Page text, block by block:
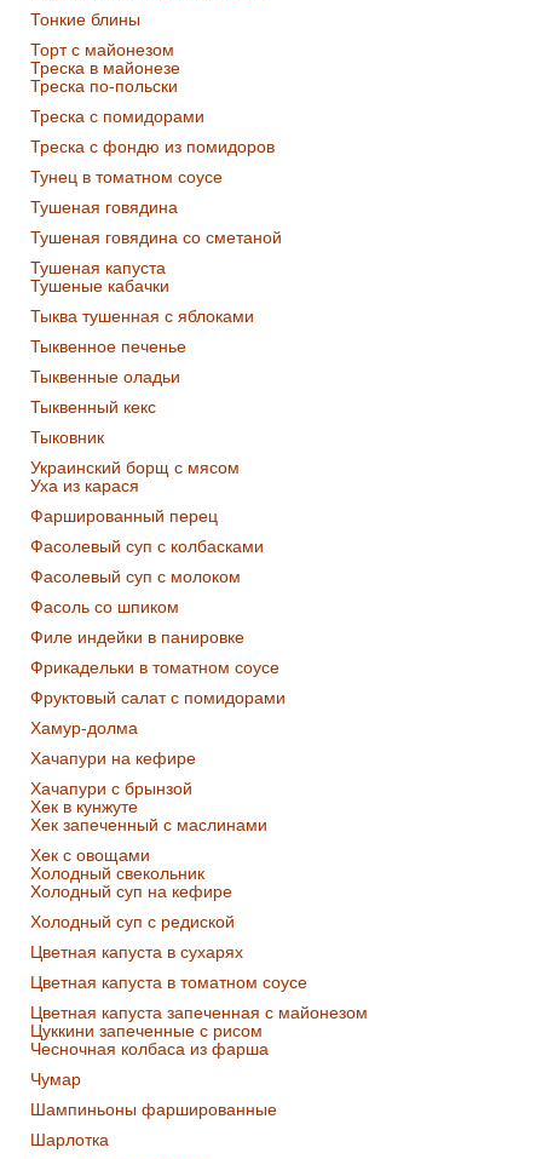
Тонкие блины
Торт с майонезом
Треска в майонезе
Треска по-польски
Треска с помидорами
Треска с фондю из помидоров
Тунец в томатном соусе
Тушеная говядина
Тушеная говядина со сметаной
Тушеная капуста
Тушеные кабачки
Тыква тушенная с яблоками
Тыквенное печенье
Тыквенные оладьи
Тыквенный кекс
Тыковник
Украинский борщ с мясом
Уха из карася
Фаршированный перец
Фасолевый суп с колбасками
Фасолевый суп с молоком
Фасоль со шпиком
Филе индейки в панировке
Фрикадельки в томатном соусе
Фруктовый салат с помидорами
Хамур-долма
Хачапури на кефире
Хачапури с брынзой
Хек в кунжуте
Хек запеченный с маслинами
Хек с овощами
Холодный свекольник
Холодный суп на кефире
Холодный суп с редиской
Цветная капуста в сухарях
Цветная капуста в томатном соусе
Цветная капуста запеченная с майонезом
Цуккини запеченные с рисом
Чесночная колбаса из фарша
Чумар
Шампиньоны фаршированные
Шарлотка